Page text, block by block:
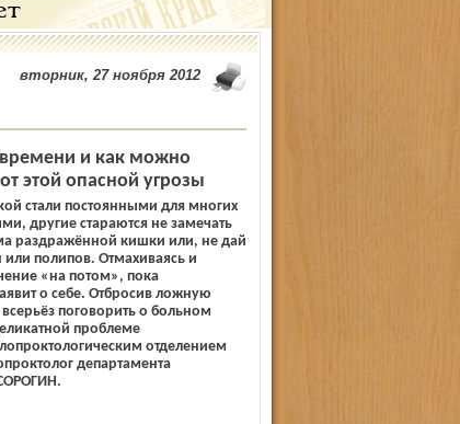
вторник, 27 ноября 2012
и как можно
этой опасной угрозы
стали постоянными для многих
другие стараются не замечать
раздражённой кишки или, не дай
полипов. Отмахиваясь и
«на потом», пока
о себе. Отбросив ложную
поговорить о больном
проблеме
отделением
департамента